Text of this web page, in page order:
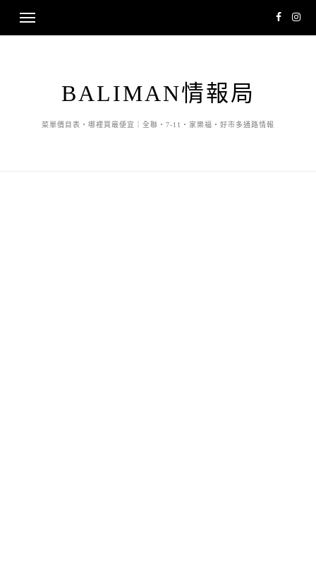
BALIMAN情報局
菜單價目表・哪裡買最便宜｜全聯・7-11・家樂福・好市多通路情報